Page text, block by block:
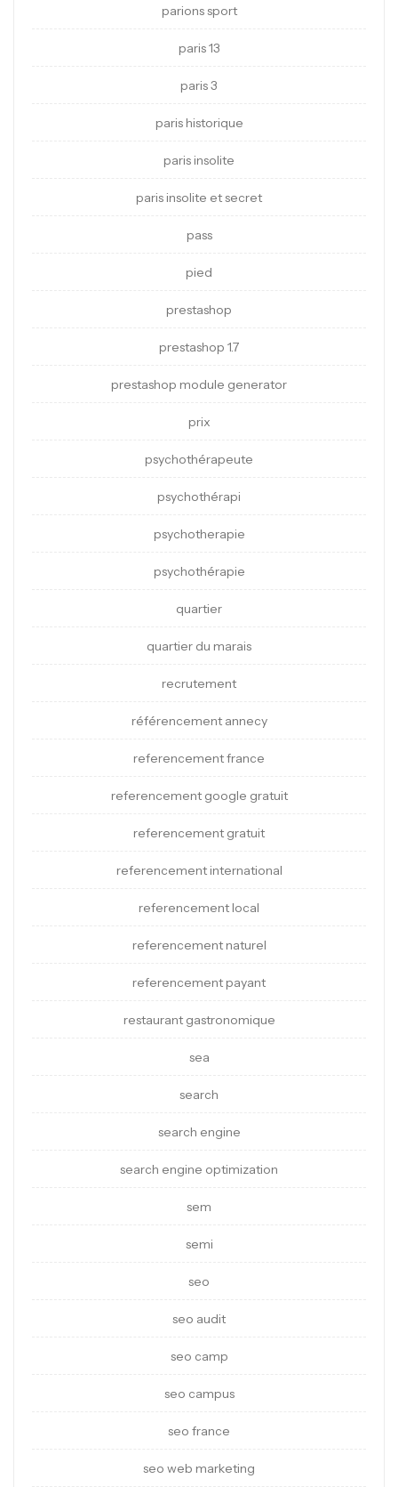
parions sport
paris 13
paris 3
paris historique
paris insolite
paris insolite et secret
pass
pied
prestashop
prestashop 1.7
prestashop module generator
prix
psychothérapeute
psychothérapi
psychotherapie
psychothérapie
quartier
quartier du marais
recrutement
référencement annecy
referencement france
referencement google gratuit
referencement gratuit
referencement international
referencement local
referencement naturel
referencement payant
restaurant gastronomique
sea
search
search engine
search engine optimization
sem
semi
seo
seo audit
seo camp
seo campus
seo france
seo web marketing